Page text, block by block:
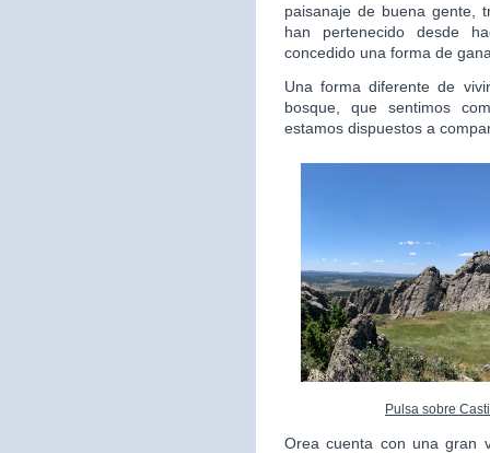
paisanaje de buena gente,
han pertenecido desde
concedido una forma de
Una forma diferente de
bosque, que sentimos
estamos dispuestos a
Pulsa sobre
Orea cuenta con una gran